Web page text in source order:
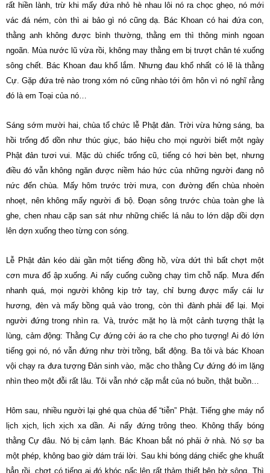
rất hiền lành, trừ khi mấy đứa nhỏ hè nhau lôi nó ra chọc ghẹo, nó mới
vác đá ném, còn thì ai bảo gì nó cũng dạ. Bác Khoan có hai đứa con,
thằng anh không được bình thường, thằng em thì thông minh ngoan
ngoãn. Mùa nước lũ vừa rồi, không may thằng em bị trượt chân té xuống
sông chết. Bác Khoan đau khổ lắm. Nhưng đau khổ nhất có lẽ là thằng
Cự. Gặp đứa trẻ nào trong xóm nó cũng nhào tới ôm hôn vì nó nghĩ rằng
đó là em Toại của nó…
Sáng sớm mười hai, chùa tổ chức lễ Phật đản. Trời vừa hửng sáng, ba
hồi trống đổ dồn như thúc giục, báo hiệu cho mọi người biết một ngày
Phật đản tươi vui. Mặc dù chiếc trống cũ, tiếng có hơi bèn bẹt, nhưng
điều đó vẫn không ngăn được niềm háo hức của những người đang nô
nức đến chùa. Mấy hôm trước trời mưa, con đường đến chùa nhoèn
nhoẹt, nên không mấy người đi bộ. Đoạn sông trước chùa toàn ghe là
ghe, chen nhau cặp san sát như những chiếc lá nâu to lớn dập dồi dợn
lên dợn xuống theo từng con sóng.
Lễ Phật đản kéo dài gần một tiếng đồng hồ, vừa dứt thì bất chợt một
cơn mưa đổ ập xuống. Ai nấy cuống cuồng chạy tìm chỗ nấp. Mưa đến
nhanh quá, mọi người không kịp trở tay, chỉ bưng được mấy cái lư
hương, đèn và mấy bồng quả vào trong, còn thì đành phải để lại. Mọi
người đứng trong nhìn ra. Và, trước mặt họ là một cảnh tượng thật lạ
lùng, cảm động: Thằng Cự đứng cởi áo ra che cho pho tượng! Ai đó lớn
tiếng gọi nó, nó vẫn đứng như trời trồng, bất động. Ba tôi và bác Khoan
vội chạy ra đưa tượng Đản sinh vào, mặc cho thằng Cự đứng đó im lặng
nhìn theo một đỗi rất lâu. Tôi vẫn nhớ cặp mắt của nó buồn, thật buồn…
Hôm sau, nhiều người lại ghé qua chùa để “tiễn” Phật. Tiếng ghe máy nổ
lịch xịch, lịch xịch xa dần. Ai nấy đứng trông theo. Không thấy bóng
thằng Cự đâu. Nó bị cảm lạnh. Bác Khoan bắt nó phải ở nhà. Nó sợ ba
một phép, không bao giờ dám trái lời. Sau khi bóng dáng chiếc ghe khuất
hẳn rồi, chợt có tiếng ai đó khóc nấc lên rất thảm thiết bên bờ sông. Thì